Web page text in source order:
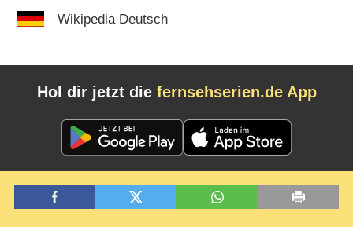
Wikipedia Deutsch
Hol dir jetzt die fernsehserien.de App